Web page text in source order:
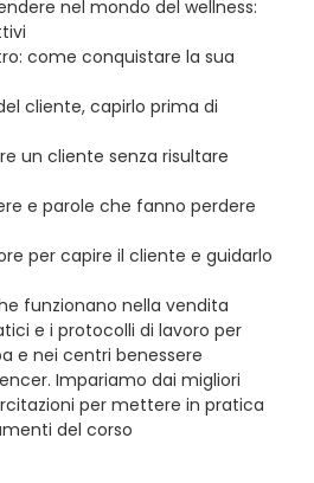
nel mondo del wellness:
come conquistare la sua
cliente, capirlo prima di
un cliente senza risultare
e parole che fanno perdere
per capire il cliente e guidarlo
funzionano nella vendita
e i protocolli di lavoro per
e nei centri benessere
Impariamo dai migliori
per mettere in pratica
del corso